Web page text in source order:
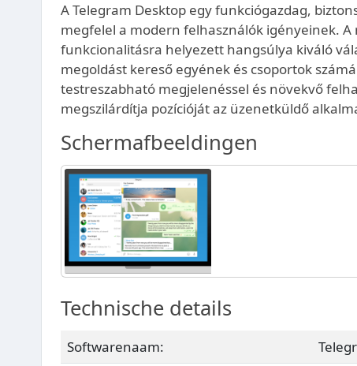
A Telegram Desktop egy funkciógazdag,
megfelel a modern felhasználók igényeinek.
funkcionalitásra helyezett hangsúlya kiváló
megoldást kereső egyének és csoportok
testreszabható megjelenéssel és növekvő
megszilárdítja pozícióját az üzenetküldő
Schermafbeeldingen
Technische details
Softwarenaam: